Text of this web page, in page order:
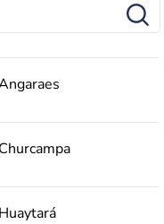
Churcampa
Huaytará